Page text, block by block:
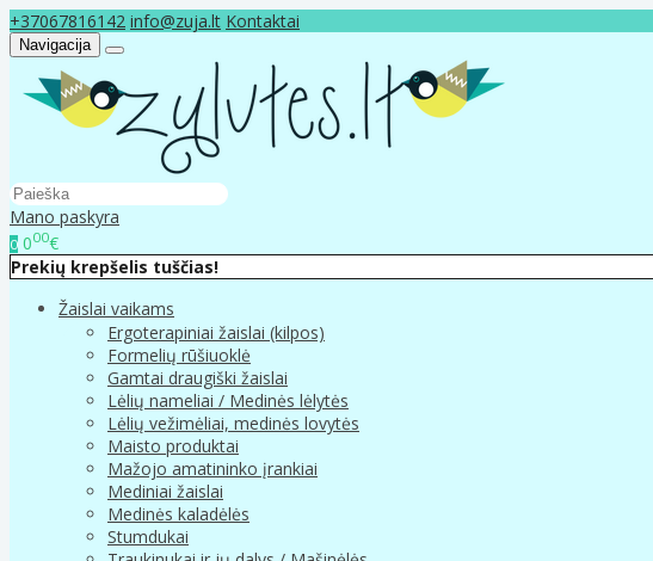
+37067816142 info@zuja.lt Kontaktai
Navigacija
Mano paskyra
0 000€
Prekių krepšelis tuščias!
Žaislai vaikams
Ergoterapiniai žaislai (kilpos)
Formelių rūšiuoklė
Gamtai draugiški žaislai
Lėlių nameliai / Medinės lėlytės
Lėlių vežimėliai, medinės lovytės
Maisto produktai
Mažojo amatininko įrankiai
Mediniai žaislai
Medinės kaladėlės
Stumdukai